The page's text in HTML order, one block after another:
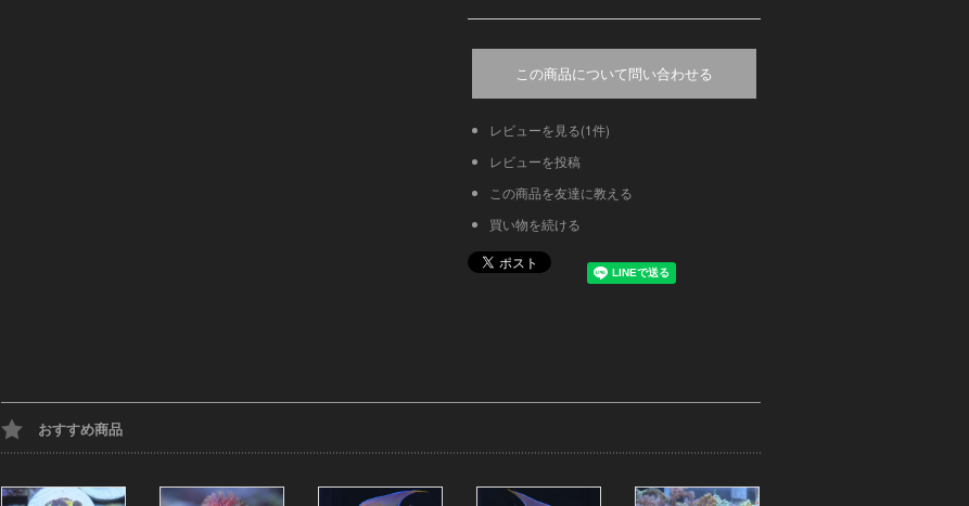
この商品について問い合わせる
レビューを見る(1件)
レビューを投稿
この商品を友達に教える
買い物を続ける
おすすめ商品